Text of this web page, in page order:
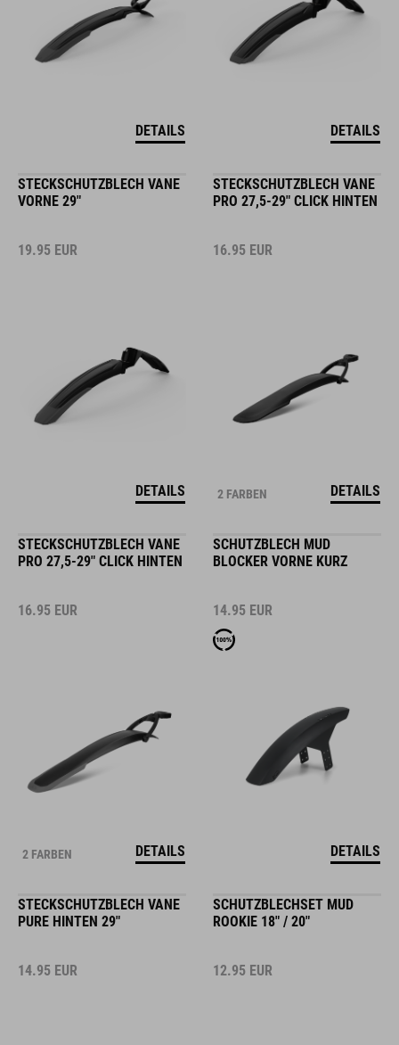
DETAILS DETAILS
STECKSCHUTZBLECH VANE
VORNE 29"
19.95 EUR
DETAILS
STECKSCHUTZBLECH VANE
PRO 27,5-29" CLICK HINTEN
16.95 EUR
2 FARBEN DETAILS
STECKSCHUTZBLECH VANE
PRO 27,5-29" CLICK HINTEN
16.95 EUR
2 FARBEN DETAILS
SCHUTZBLECH MUD
BLOCKER VORNE KURZ
14.95 EUR
DETAILS
STECKSCHUTZBLECH VANE
PURE HINTEN 29"
14.95 EUR
SCHUTZBLECHSET MUD
ROOKIE 18" / 20"
12.95 EUR